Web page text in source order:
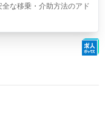
な移乗・介助方法のアド